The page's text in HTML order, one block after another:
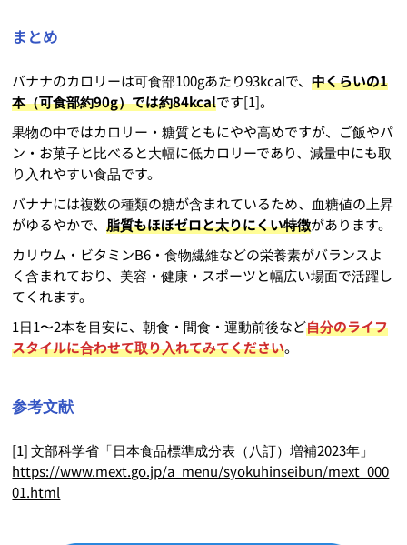
まとめ
バナナのカロリーは可食部100gあたり93kcalで、中くらいの1
本（可食部約90g）では約84kcalです[1]。
果物の中ではカロリー・糖質ともにやや高めですが、ご飯やパ
ン・お菓子と比べると大幅に低カロリーであり、減量中にも取
り入れやすい食品です。
バナナには複数の種類の糖が含まれているため、血糖値の上昇
がゆるやかで、脂質もほぼゼロと太りにくい特徴があります。
カリウム・ビタミンB6・食物繊維などの栄養素がバランスよ
く含まれており、美容・健康・スポーツと幅広い場面で活躍し
てくれます。
1日1〜2本を目安に、朝食・間食・運動前後など自分のライフ
スタイルに合わせて取り入れてみてください。
参考文献
[1] 文部科学省「日本食品標準成分表（八訂）増補2023年」
https://www.mext.go.jp/a_menu/syokuhinseibun/mext_000
01.html